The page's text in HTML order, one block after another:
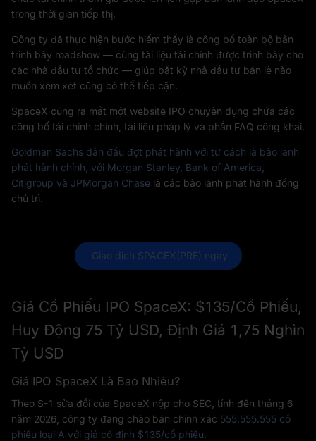
trong thời gian tiếp thị.
Công ty đã thực hiện bước hiếm thấy là công bố toàn bộ bản
trình bày roadshow — cùng tài liệu tài chính được trình bày cho
các nhà đầu tư tổ chức — giúp bất kỳ nhà đầu tư bán lẻ nào
muốn xem xét cũng có thể tiếp cận.
SpaceX cũng ra mắt một website IPO chuyên dụng chứa các
công bố tài chính chính, tài liệu pháp lý và phần FAQ công khai.
Goldman Sachs dẫn đầu đợt phát hành với tư cách là bảo lãnh
phát hành chính, với Morgan Stanley, Bank of America,
Citigroup và JPMorgan Chase là các bảo lãnh phát hành đồng
chủ trì.
Giao dịch SPACEX(PRE) ngay
Giá Cổ Phiếu IPO SpaceX: $135/Cổ Phiếu,
Huy Động 75 Tỷ USD, Định Giá 1,75 Nghìn
Tỷ USD
Giá IPO SpaceX Là Bao Nhiêu?
Theo S-1 sửa đổi của SpaceX nộp cho SEC, tính đến tháng 6
năm 2026, công ty đang chào bán chính xác 555.555.555 cổ
phiếu loại A với giá cố định $135/cổ phiếu.